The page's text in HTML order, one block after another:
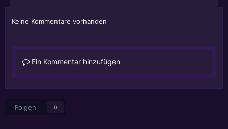
Keine Kommentare vorhanden
Ein Kommentar hinzufügen
Folgen 0